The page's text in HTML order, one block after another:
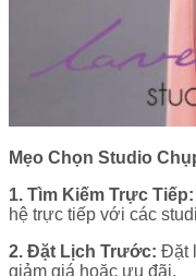
Mẹo Chọn Studio
1. Tìm Kiếm Trực Tiếp:
hệ trực tiếp với các
2. Đặt Lịch Trước: Đặt
giảm giá hoặc ưu đãi.